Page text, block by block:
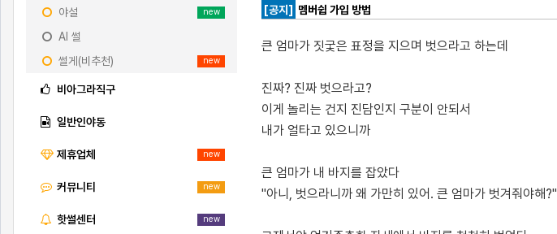
[공지]
멤버쉽 가입 방법
큰 엄마가 짓궃은 표정을 지으며 벗으라고 하는데
진짜? 진짜 벗으라고?
이게 놀리는 건지 진담인지 구분이 안되서
내가 얼타고 있으니까
큰 엄마가 내 바지를 잡았다
"아니, 벗으라니까 왜 가만히 있어. 큰 엄마가 벗겨줘야해?"
new
야설
AI 썰
new
썰게(비추천)
비아그라직구
일반인야동
제휴업체 new
커뮤니티 new
핫썰센터 new